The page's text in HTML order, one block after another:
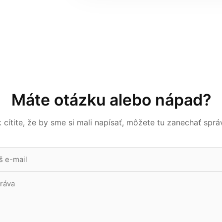
Máte otázku alebo nápad?
cítite, že by sme si mali napísať, môžete tu zanechať